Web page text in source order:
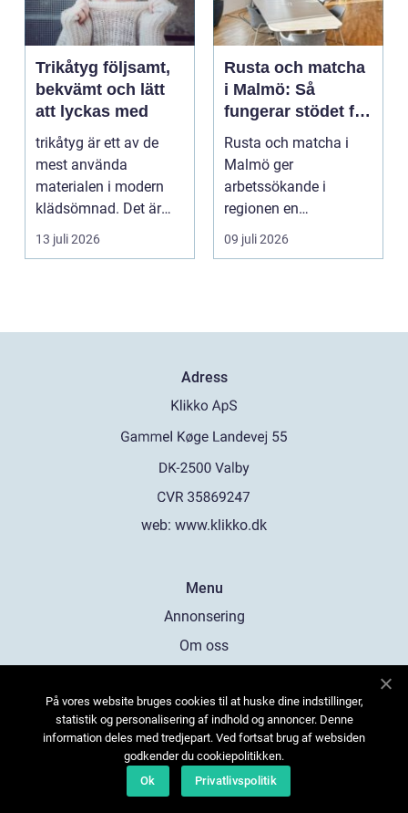
Trikåtyg följsamt,
bekvämt och lätt
att lyckas med
trikåtyg är ett av de
mest använda
materialen i modern
klädsömnad. Det är
mjukt, elastiskt och
formb...
13 juli 2026
Rusta och matcha
i Malmö: Så
fungerar stödet för
dig som söker
jobb
Rusta och matcha i
Malmö ger
arbetssökande i
regionen en
strukturerad och
personlig vä...
09 juli 2026
Adress
web: www.klikko.dk
Menu
Annonsering
Om oss
Kontakta oss
Sitemap
På vores website bruges cookies til at huske dine indstillinger,
statistik og personalisering af indhold og annoncer. Denne
information deles med tredjepart. Ved fortsat brug af websiden
godkender du cookiepolitikken.
Ok
Privatlivspolitik